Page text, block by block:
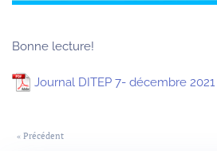
Bonne lecture!
Journal DITEP 7- décembre 2021
« Précédent